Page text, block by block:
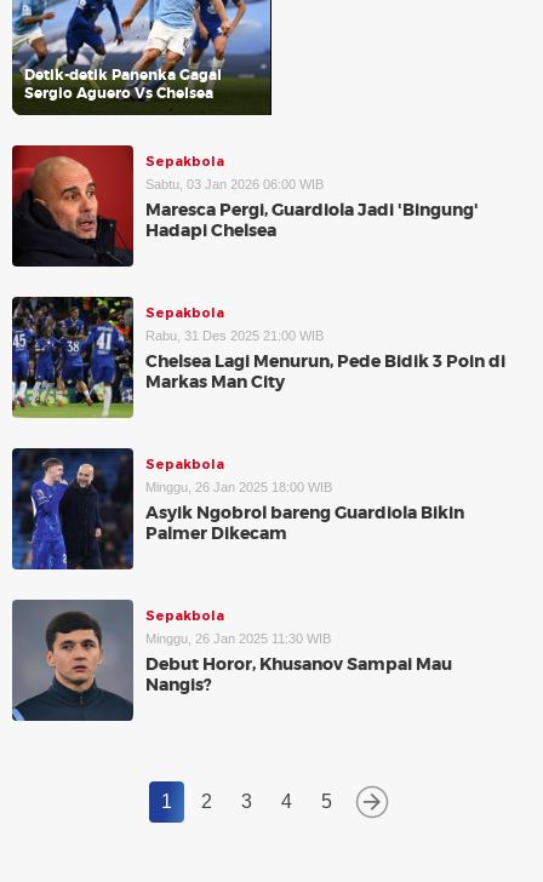
Detik-detik Panenka Gagal
Sergio Aguero Vs Chelsea
Sepakbola
Sabtu, 03 Jan 2026 06:00 WIB
Maresca Pergi, Guardiola Jadi 'Bingung'
Hadapi Chelsea
Sepakbola
Rabu, 31 Des 2025 21:00 WIB
Chelsea Lagi Menurun, Pede Bidik 3 Poin di
Markas Man City
Sepakbola
Minggu, 26 Jan 2025 18:00 WIB
Asyik Ngobrol bareng Guardiola Bikin
Palmer Dikecam
Sepakbola
Minggu, 26 Jan 2025 11:30 WIB
Debut Horor, Khusanov Sampai Mau
Nangis?
1 2 3 4 5